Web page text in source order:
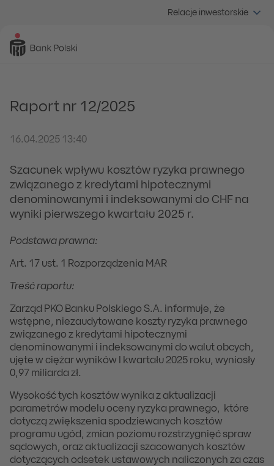
Relacje inwestorskie
Raport nr 12/2025
16.04.2025 13:40
Szacunek wpływu kosztów ryzyka prawnego
związanego z kredytami hipotecznymi
denominowanymi i indeksowanymi do CHF na
wyniki pierwszego kwartału 2025 r.
Podstawa prawna:
Art. 17 ust. 1 Rozporządzenia MAR
Treść raportu:
Zarząd PKO Banku Polskiego S.A. informuje, że
wstępne, niezaudytowane koszty ryzyka prawnego
związanego z kredytami hipotecznymi
denominowanymi i indeksowanymi do walut obcych,
ujęte w ciężar wyników I kwartału 2025 roku, wyniosły
0,97 miliarda zł.
Wysokość tych kosztów wynika z aktualizacji
parametrów modelu oceny ryzyka prawnego, które
dotyczą zwiększenia spodziewanych kosztów
programu ugód, zmian poziomu rozstrzygnięć spraw
sądowych, oraz aktualizacji szacowanych kosztów
dotyczących odsetek ustawowych naliczonych za czas